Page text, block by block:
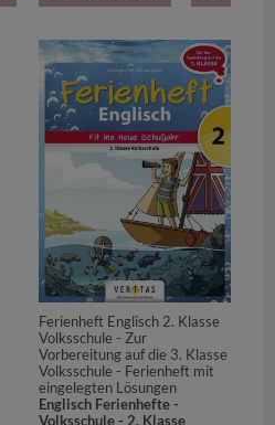
Ferienheft Englisch 2. Klasse
Volksschule - Zur
Vorbereitung auf die 3. Klasse
Volksschule - Ferienheft mit
eingelegten Lösungen
Englisch Ferienhefte -
Volksschule - 2. Klasse